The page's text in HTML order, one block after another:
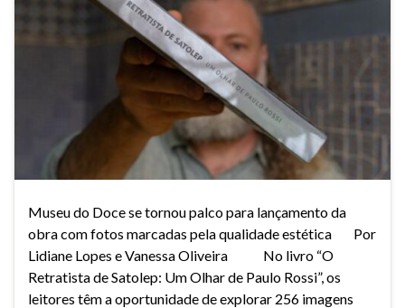
Museu do Doce se tornou palco para lançamento da
obra com fotos marcadas pela qualidade estética Por
Lidiane Lopes e Vanessa Oliveira No livro “O
Retratista de Satolep: Um Olhar de Paulo Rossi”, os
leitores têm a oportunidade de explorar 256 imagens